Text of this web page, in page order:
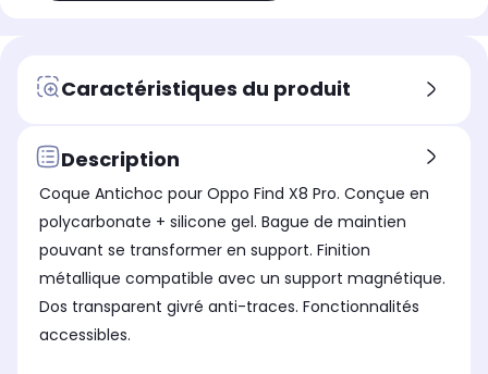
Caractéristiques du produit
Description
Coque Antichoc pour Oppo Find X8 Pro. Conçue en
polycarbonate + silicone gel. Bague de maintien
pouvant se transformer en support. Finition
métallique compatible avec un support magnétique.
Dos transparent givré anti-traces. Fonctionnalités
accessibles.